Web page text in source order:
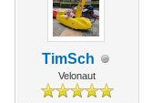
TimSch
Velonaut